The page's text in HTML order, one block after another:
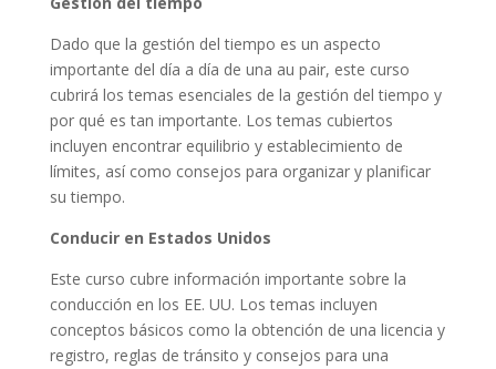
Dado que la gestión del tiempo es un aspecto
importante del día a día de una au pair, este curso
cubrirá los temas esenciales de la gestión del tiempo y
por qué es tan importante. Los temas cubiertos
incluyen encontrar equilibrio y establecimiento de
límites, así como consejos para organizar y planificar
su tiempo.
Conducir en Estados Unidos
Este curso cubre información importante sobre la
conducción en los EE. UU. Los temas incluyen
conceptos básicos como la obtención de una licencia y
registro, reglas de tránsito y consejos para una